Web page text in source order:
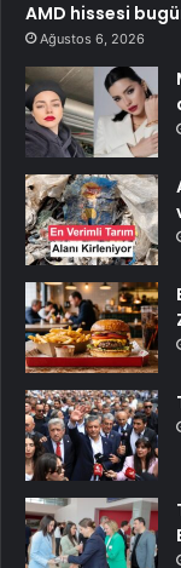
AMD hissesi
Ağustos 6, 2026